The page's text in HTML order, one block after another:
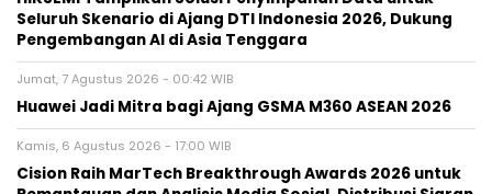
Cision Raih MarTech Breakthrough Awards 2026 untuk
Pemantauan dan Analisis Media Sosial, Distribusi Siaran
Pers, dan AEO
Kamis, 6 Agustus 2026 - 13:02 WIB
Fair Finance Asia Desak Perbankan Hentikan Pendanaan
untuk Sektor Batu Bara di ASEAN